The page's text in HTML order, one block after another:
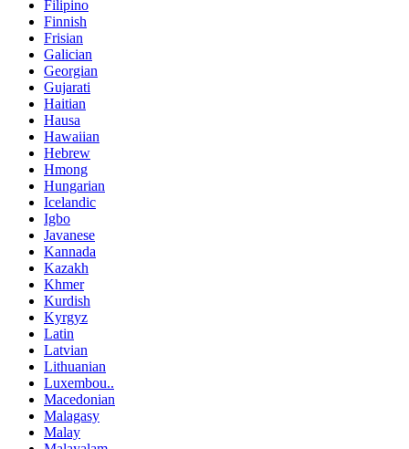
Filipino
Finnish
Frisian
Galician
Georgian
Gujarati
Haitian
Hausa
Hawaiian
Hebrew
Hmong
Hungarian
Icelandic
Igbo
Javanese
Kannada
Kazakh
Khmer
Kurdish
Kyrgyz
Latin
Latvian
Lithuanian
Luxembou..
Macedonian
Malagasy
Malay